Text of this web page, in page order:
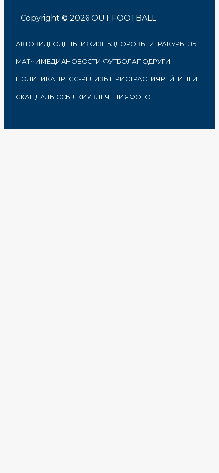
Copyright © 2026 OUT FOOTBALL
АВТОВИДЕОДЕНЬГИЖИЗНЬЗДОРОВЬЕИГРАКУРЬЕЗЫ
МАТЧИМЕДИАНОВОСТИ ФУТБОЛАПОДРУГИ
ПОЛИТИКАПРЕСС-РЕЛИЗЫПРИСТРАСТИЯРЕЙТИНГИ
СКАНДАЛЫССЫЛКИУВЛЕЧЕНИЯФОТО